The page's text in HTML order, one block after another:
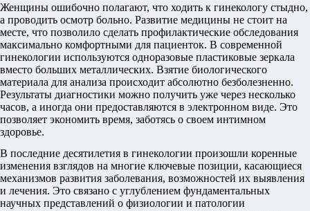
Женщины ошибочно полагают, что ходить к гинекологу стыдно,
а проводить осмотр больно. Развитие медицины не стоит на
месте, что позволило сделать профилактические обследования
максимально комфортными для пациенток. В современной
гинекологии используются одноразовые пластиковые зеркала
вместо больших металлических. Взятие биологического
материала для анализа происходит абсолютно безболезненно.
Результаты диагностики можно получить уже через несколько
часов, а иногда они предоставляются в электронном виде. Это
позволяет экономить время, заботясь о своем интимном
здоровье.
В последние десятилетия в гинекологии произошли коренные
изменения взглядов на многие ключевые позиции, касающиеся
механизмов развития заболевания, возможностей их выявления
и лечения. Это связано с углублением фундаментальных
научных представлений о физиологии и патологии